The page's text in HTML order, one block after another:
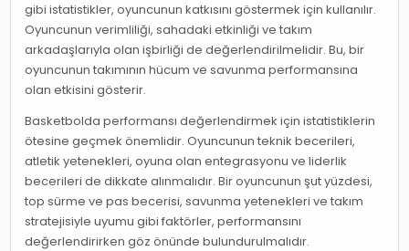
gibi istatistikler, oyuncunun katkısını göstermek için kullanılır.
Oyuncunun verimliliği, sahadaki etkinliği ve takım
arkadaşlarıyla olan işbirliği de değerlendirilmelidir. Bu, bir
oyuncunun takımının hücum ve savunma performansına
olan etkisini gösterir.
Basketbolda performansı değerlendirmek için istatistiklerin
ötesine geçmek önemlidir. Oyuncunun teknik becerileri,
atletik yetenekleri, oyuna olan entegrasyonu ve liderlik
becerileri de dikkate alınmalıdır. Bir oyuncunun şut yüzdesi,
top sürme ve pas becerisi, savunma yetenekleri ve takım
stratejisiyle uyumu gibi faktörler, performansını
değerlendirirken göz önünde bulundurulmalıdır.